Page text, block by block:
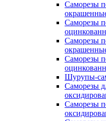
Саморезы
Саморезы
Саморезы
Саморезы
Шурупы-
Саморезы
Саморезы